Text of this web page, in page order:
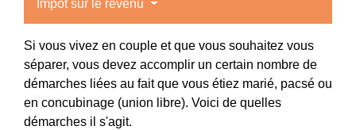
Impôt sur le revenu
Si vous vivez en couple et que vous souhaitez vous
séparer, vous devez accomplir un certain nombre de
démarches liées au fait que vous étiez marié, pacsé ou
en concubinage (union libre). Voici de quelles
démarches il s'agit.